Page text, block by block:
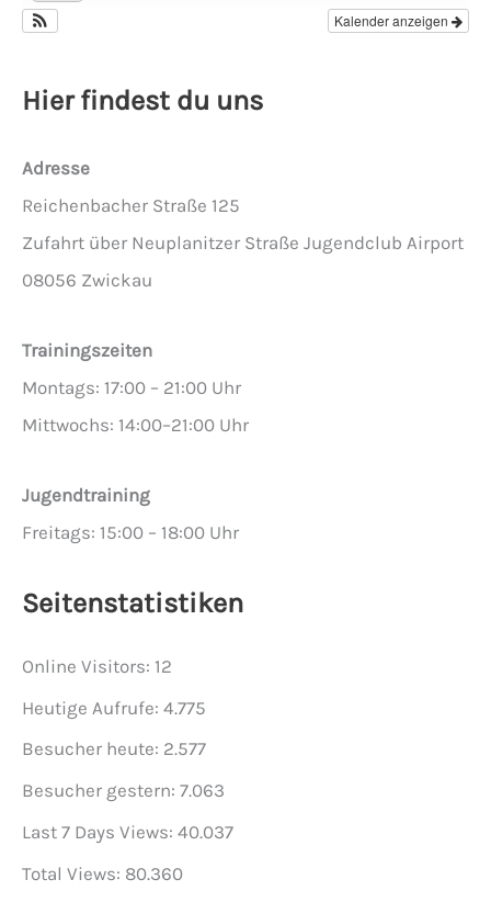
Kalender anzeigen
Hier findest du uns
Adresse
Reichenbacher Straße 125
Zufahrt über Neuplanitzer Straße Jugendclub Airport
08056 Zwickau
Trainingszeiten
Montags: 17:00 – 21:00 Uhr
Mittwochs: 14:00–21:00 Uhr
Jugendtraining
Freitags: 15:00 – 18:00 Uhr
Seitenstatistiken
Online Visitors: 12
Heutige Aufrufe: 4.775
Besucher heute: 2.577
Besucher gestern: 7.063
Last 7 Days Views: 40.037
Total Views: 80.360